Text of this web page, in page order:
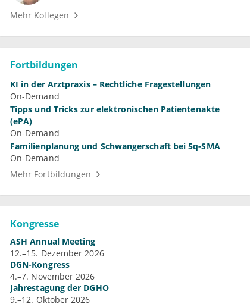
Mehr Kollegen
Fortbildungen
KI in der Arztpraxis – Rechtliche Fragestellungen
On-Demand
Tipps und Tricks zur elektronischen Patientenakte
(ePA)
On-Demand
Familienplanung und Schwangerschaft bei 5q-SMA
On-Demand
Mehr Fortbildungen
Kongresse
ASH Annual Meeting
12.–15. Dezember 2026
DGN-Kongress
4.–7. November 2026
Jahrestagung der DGHO
9.–12. Oktober 2026